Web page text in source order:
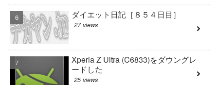
ダイエット日記［８５４日目］
27 views
Xperia Z Ultra (C6833)をダウングレ
ードした
25 views